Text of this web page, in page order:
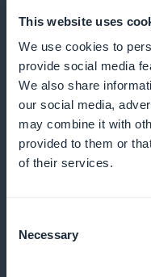
This website uses
We use cookies to
provide social media
We also share
our social media,
may combine it with
provided to them or
of their services.
Selection
Necessary
dig at målrette dit
hvilket øger
tilfredshed
Interaktive
applikation. Denne